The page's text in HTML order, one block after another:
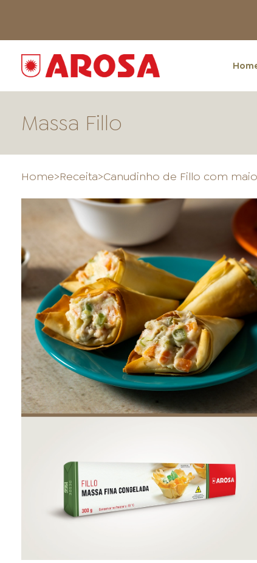
HOME
ONDE COMPRAR
FOOD SERVICE
INVERNO
Massa Fillo
Home>Receita>Canudinho de Fillo com